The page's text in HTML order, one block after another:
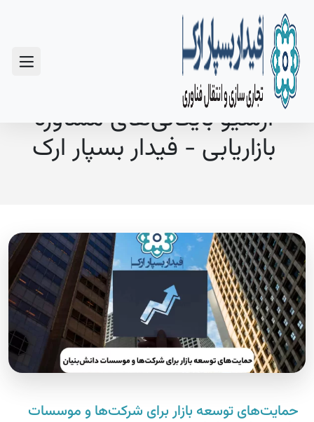
آرشیو بایگانی‌های مشاوره
بازاریابی - فیدار بسپار ارک
حمایت‌های توسعه بازار برای شرکت‌ها و موسسات